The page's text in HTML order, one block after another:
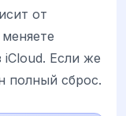
от
Если же
полный сброс.